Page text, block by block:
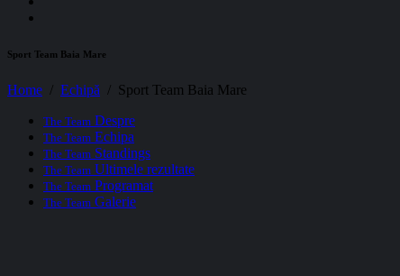
Sport Team Baia Mare
Home Echipă Sport Team Baia Mare
The Team Despre
The Team Echipa
The Team Standings
The Team Ultimele rezultate
The Team Programat
The Team Galerie